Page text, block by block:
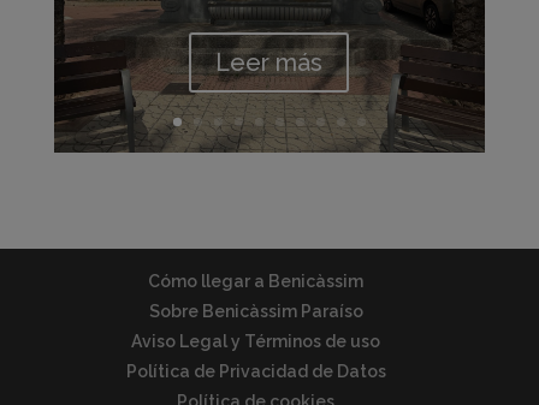
Leer más
Cómo llegar a Benicàssim
Sobre Benicàssim Paraíso
Aviso Legal y Términos de uso
Política de Privacidad de Datos